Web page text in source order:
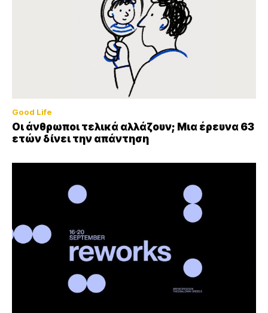
Good Life
Οι άνθρωποι τελικά αλλάζουν; Μια έρευνα 63
ετών δίνει την απάντηση